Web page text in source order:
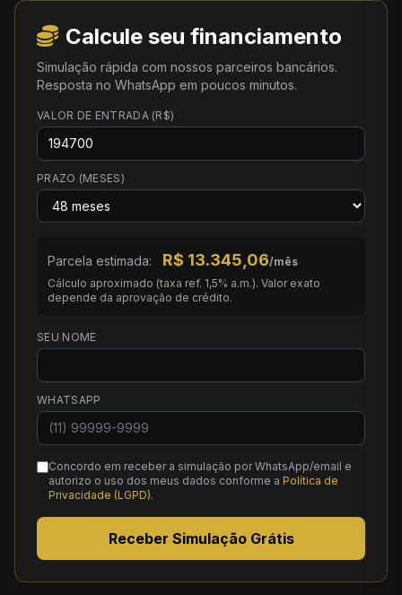
Calcule seu financiamento
Simulação rápida com nossos parceiros bancários.
Resposta no WhatsApp em poucos minutos.
VALOR DE ENTRADA (R$)
PRAZO (MESES)
Parcela estimada: R$ 13.345,06/mês
Cálculo aproximado (taxa ref. 1,5% a.m.). Valor exato
depende da aprovação de crédito.
SEU NOME
WHATSAPP
Concordo em receber a simulação por WhatsApp/email e
autorizo o uso dos meus dados conforme a Política de
Privacidade (LGPD).
Receber Simulação Grátis